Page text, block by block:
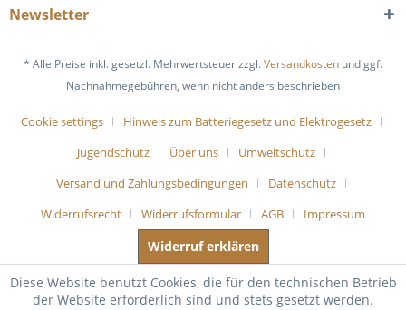
Newsletter
* Alle Preise inkl. gesetzl. Mehrwertsteuer zzgl.Versandkosten und ggf.
Nachnahmegebühren, wenn nicht anders beschrieben
Cookie settings
Hinweis zum Batteriegesetz und Elektrogesetz
Jugendschutz
Über uns
Umweltschutz
Versand und Zahlungsbedingungen
Datenschutz
Widerrufsrecht
Widerrufsformular AGB Impressum
Widerruf erklären
Diese Website benutzt Cookies, die für den technischen Betrieb
der Website erforderlich sind und stets gesetzt werden.